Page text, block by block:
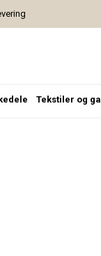
Tekstiler og